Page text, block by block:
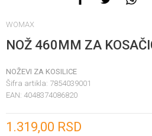
WOMAX
NOŽ 460MM ZA
NOŽEVI ZA KOSILICE
Šifra artikla: 7854039001
EAN: 4048374086820
1.319,00 RSD